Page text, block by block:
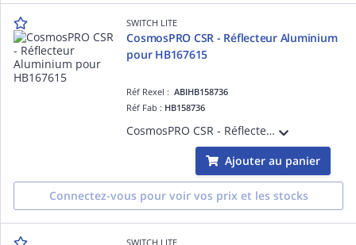
SWITCH LITE
CosmosPRO CSR - Réflecteur Aluminium
pour HB167615
Réf Rexel :ABIHB158736
Réf Fab : HB158736
CosmosPRO CSR - Réflecteur Aluminium pour HB167615
Ajouter au panier
Connectez-vous pour voir vos prix et les stocks
SWITCH LITE